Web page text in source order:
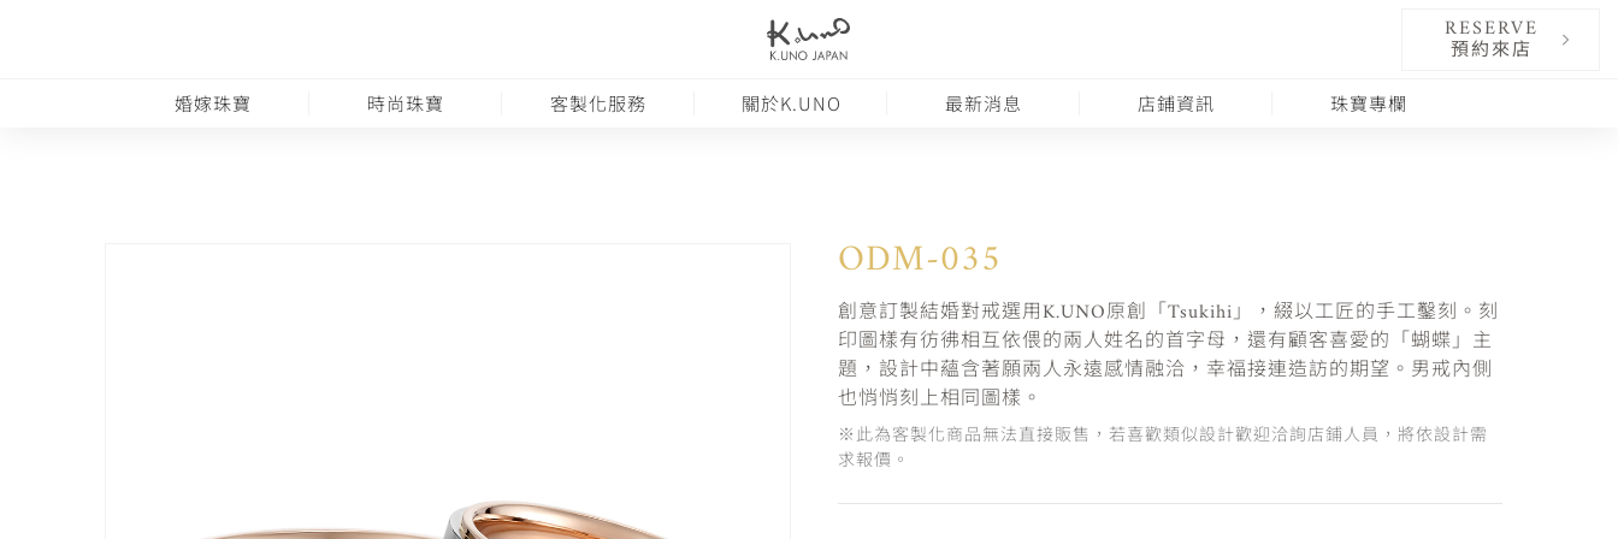
RESERVE
預約來店
婚嫁珠寶 時尚珠寶 客製化服務 關於K.UNO 最新消息 店鋪資訊 珠寶專欄
ODM-035
創意訂製結婚對戒選用K.UNO原創「Tsukihi」，綴以工匠的手工鑿刻。刻
印圖樣有彷彿相互依偎的兩人姓名的首字母，還有顧客喜愛的「蝴蝶」主
題，設計中蘊含著願兩人永遠感情融洽，幸福接連造訪的期望。男戒內側
也悄悄刻上相同圖樣。
※此為客製化商品無法直接販售，若喜歡類似設計歡迎洽詢店鋪人員，將依設計需
求報價。